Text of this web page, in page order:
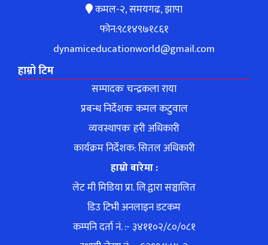
कमल-२, समयगढ, झापा
फोन:९८१४९७१८६१
dynamiceducationworld@gmail.com
हाम्रो टिम
सम्पादकः चन्द्रकला राया
प्रबन्ध निर्देशकः कमल कटुवाल
व्यवस्थापकः हरी अधिकारी
कार्यक्रम निर्देशक: सितल अधिकारी
हाम्रो बारेमा :
लेट मी मिडिया प्रा. लि.द्वारा सञ्चालित
डिउ टिभी अनलाइन डटकम
कम्पनि दर्ता नं. :- ३४११०२/८०/०८१